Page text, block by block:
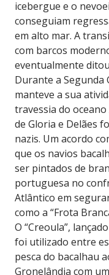
icebergue e o
conseguiam
em alto mar. A
com barcos
eventualmente
Durante a
manteve a sua
travessia do
de Gloria e Delães
nazis. Um acordo
que os navios
ser pintados de
portuguesa no
Atlântico em
como a “Frota
O “Creoula”,
foi utilizado entre
pesca do bacalhau
Gronelândia com